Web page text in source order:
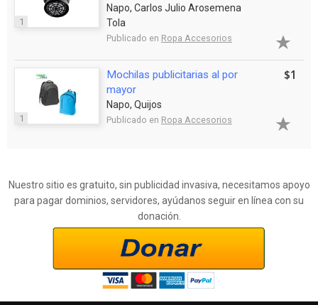
1
Napo, Carlos Julio Arosemena
Tola
Publicado en Ropa Accesorios
1
Mochilas publicitarias al por
mayor
Napo, Quijos
Publicado en Ropa Accesorios
$1
Nuestro sitio es gratuito, sin publicidad invasiva, necesitamos apoyo
para pagar dominios, servidores, ayúdanos seguir en línea con su
donación.